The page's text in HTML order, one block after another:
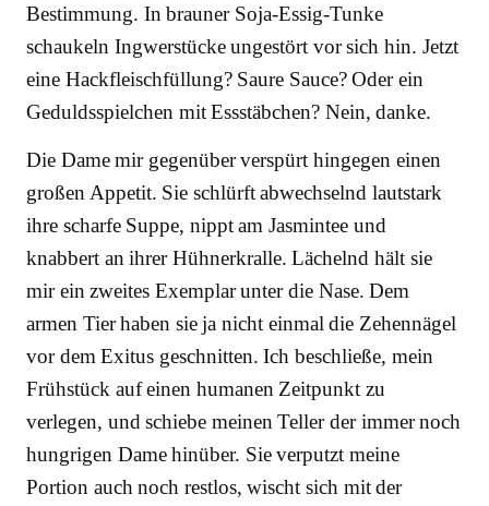
Bestimmung. In brauner Soja-Essig-Tunke
schaukeln Ingwerstücke ungestört vor sich hin. Jetzt
eine Hackfleischfüllung? Saure Sauce? Oder ein
Geduldsspielchen mit Essstäbchen? Nein, danke.
Die Dame mir gegenüber verspürt hingegen einen
großen Appetit. Sie schlürft abwechselnd lautstark
ihre scharfe Suppe, nippt am Jasmintee und
knabbert an ihrer Hühnerkralle. Lächelnd hält sie
mir ein zweites Exemplar unter die Nase. Dem
armen Tier haben sie ja nicht einmal die Zehennägel
vor dem Exitus geschnitten. Ich beschließe, mein
Frühstück auf einen humanen Zeitpunkt zu
verlegen, und schiebe meinen Teller der immer noch
hungrigen Dame hinüber. Sie verputzt meine
Portion auch noch restlos, wischt sich mit der